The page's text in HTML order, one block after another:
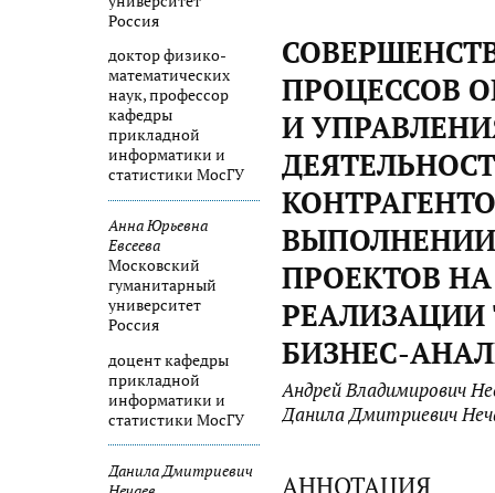
Россия
доктор физико-
математических
наук, профессор
кафедры
прикладной
информатики и
статистики МосГУ
Анна Юрьевна
Евсеева
Московский
гуманитарный
университет
Россия
доцент кафедры
прикладной
информатики и
статистики МосГУ
Данила Дмитриевич
ПРОЦЕССОВ
И
ПРОЕКТОВ
РЕАЛИЗАЦИИ
БИЗНЕС-
Андрей Владимирович
Данила Дмитриевич
АННОТАЦИЯ